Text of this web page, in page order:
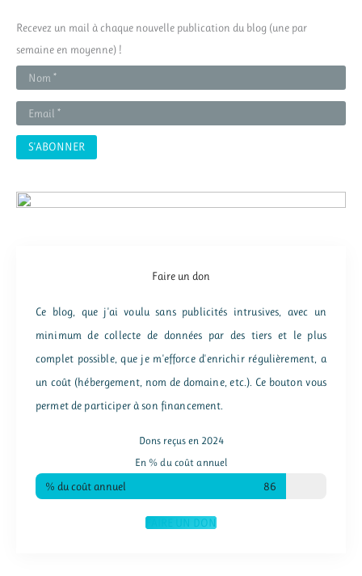
r
c
h
e
:
Recevez un mail à chaque nouvelle publication du blog (une par
semaine en moyenne) !
Faire un don
Ce blog, que j'ai voulu sans publicités intrusives, avec un
minimum de collecte de données par des tiers et le plus
complet possible, que je m'efforce d'enrichir régulièrement, a
un coût (hébergement, nom de domaine, etc.). Ce bouton vous
permet de participer à son financement.
Dons reçus en 2024
En % du coût annuel
% du coût annuel 86
FAIRE UN DON